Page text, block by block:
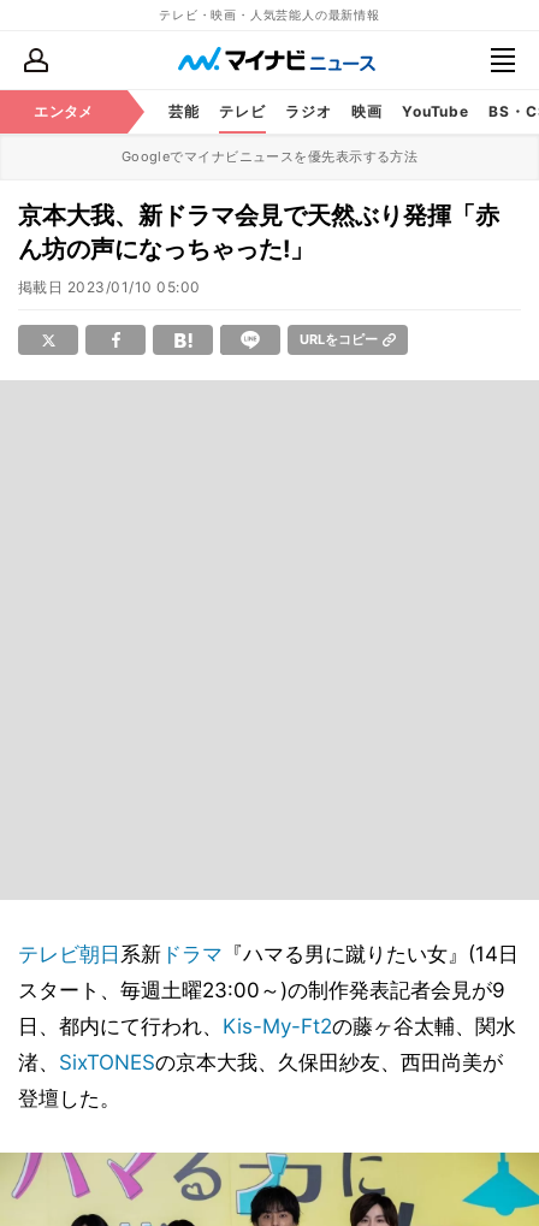
テレビ・映画・人気芸能人の最新情報
エンタメ 芸能 テレビ ラジオ 映画 YouTube BS・
Googleでマイナビニュースを優先表示する方法
京本大我、新ドラマ会見で天然ぶり発揮「赤
ん坊の声になっちゃった!」
掲載日 2023/01/10 05:00
URLをコピー
テレビ朝日 系新 ドラマ 『ハマる男に蹴りたい女』(14日
スタート、毎週土曜23:00～)の制作発表記者会見が9
日、都内にて行われ、 Kis-My-Ft2の藤ヶ谷太輔、関水
渚、 SixTONESの京本大我、久保田紗友、西田尚美が
登壇した。